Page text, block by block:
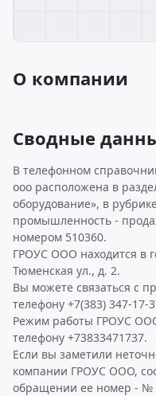
О компании
Сводные
В телефонном
ооо расположена в
оборудование», в
промышленность -
номером 510360.
ГРОУС ООО находится в
Тюменская ул., д. 2.
Вы можете связаться с
телефону +7(383) 347-17-
Режим работы ГРОУС
телефону +73833471737.
Если вы заметили
компании ГРОУС ООО,
обращении ее номер - №